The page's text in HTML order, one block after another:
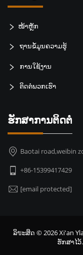
ໜ້າຫຼັກ
ຖານຂໍ້ມູນຄວາມຮູ້
ການໃຊ້ງານ
ຕິດຕໍ່ພວກເຮົາ
ຮັກສາການຕິດຕໍ່
Baotai road,weibin
+86-15399417429
[email protected]
ລິขະສິດ © 2026 Xi'an
ຮັກສາໄ